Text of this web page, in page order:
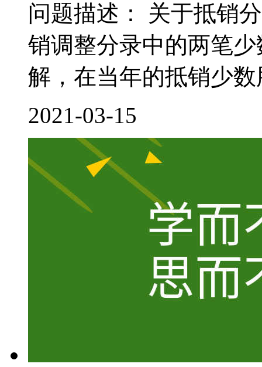
问题描述： 关于抵销
销调整分录中的两笔
解，在当年的抵销少
2021-03-15